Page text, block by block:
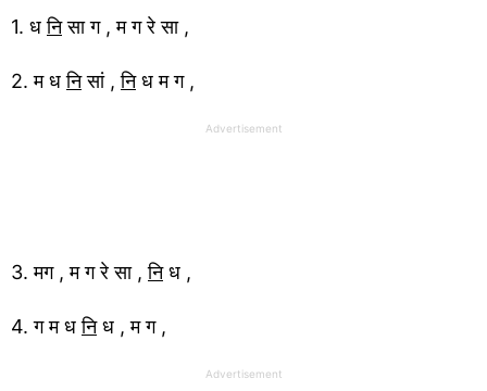
1. धनिसा ग , म ग रे सा ,
2. म धनिसां ,निध म ग ,
Advertisement
3. मग , म ग रे सा ,निध ,
4. ग म धनिध , म ग ,
Advertisement